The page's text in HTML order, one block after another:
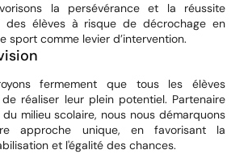
la persévérance et la réussite
des élèves à risque de décrochage en
sport comme levier d’intervention.
fermement que tous les élèves
réaliser leur plein potentiel. Partenaire
milieu scolaire, nous nous démarquons
approche unique, en favorisant la
et l'égalité des chances.